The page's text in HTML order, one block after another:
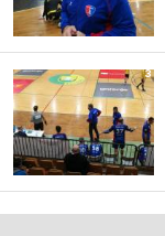
3